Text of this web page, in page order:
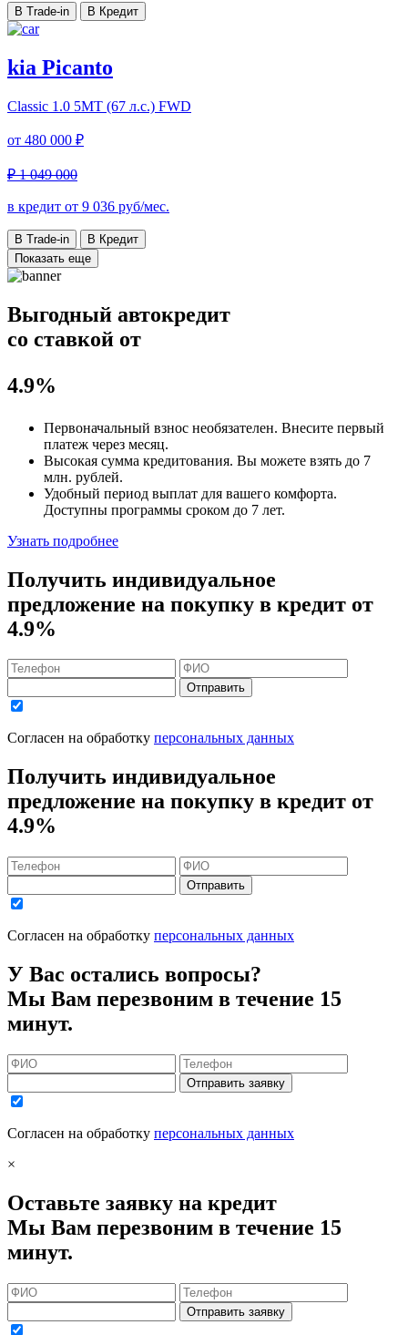
В Trade-in В Кредит
kia Picanto
Classic 1.0 5МТ (67 л.с.) FWD
от 480 000 ₽
₽ 1 049 000
в кредит от 9 036 руб/мес.
В Trade-in
В Кредит
Показать еще
Выгодный автокредит
со ставкой от
4.9%
Первоначальный взнос необязателен. Внесите первый
платеж через месяц.
Высокая сумма кредитования. Вы можете взять до 7
млн. рублей.
Удобный период выплат для вашего комфорта.
Доступны программы сроком до 7 лет.
Узнать подробнее
Получить индивидуальное
предложение на покупку в кредит от
4.9%
Отправить
Согласен на обработку персональных данных
Получить индивидуальное
предложение на покупку в кредит от
4.9%
Отправить
Согласен на обработку персональных данных
У Вас остались вопросы?
Мы Вам перезвоним в течение 15
минут.
Отправить заявку
Согласен на обработку персональных данных
×
Оставьте заявку на кредит
Мы Вам перезвоним в течение 15
минут.
Отправить заявку